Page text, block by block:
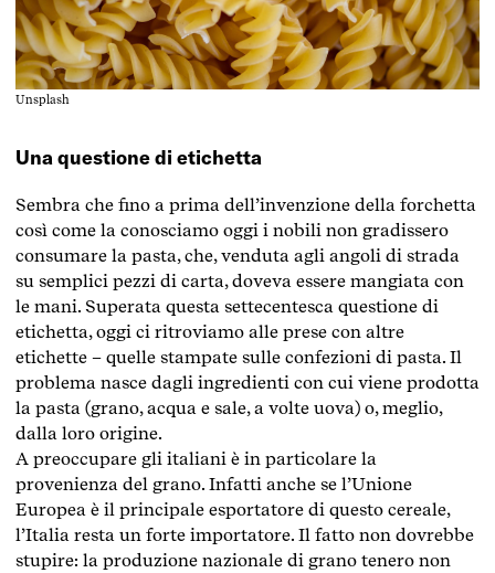
Unsplash
Una questione di etichetta
Sembra che fino a prima dell’invenzione della forchetta
così come la conosciamo oggi i nobili non gradissero
consumare la pasta, che, venduta agli angoli di strada
su semplici pezzi di carta, doveva essere mangiata con
le mani. Superata questa settecentesca questione di
etichetta, oggi ci ritroviamo alle prese con altre
etichette – quelle stampate sulle confezioni di pasta. Il
problema nasce dagli ingredienti con cui viene prodotta
la pasta (grano, acqua e sale, a volte uova) o, meglio,
dalla loro origine.
A preoccupare gli italiani è in particolare la
provenienza del grano. Infatti anche se l’Unione
Europea è il principale esportatore di questo cereale,
l’Italia resta un forte importatore. Il fatto non dovrebbe
stupire: la produzione nazionale di grano tenero non